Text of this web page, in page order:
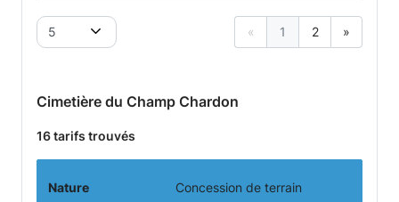
5 « 1 2 »
Cimetière du Champ Chardon
16 tarifs trouvés
Nature
Concession de terrain